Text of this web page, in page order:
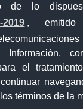
de lo
2019 ,
el
términos de la
Ciudadano